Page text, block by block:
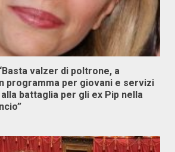
valzer di poltrone, a
programma per giovani e servizi
battaglia per gli ex Pip nella